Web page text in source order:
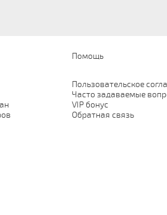
Помощь
Пользовательское
Часто задаваемые
VIP бонус
Обратная связь